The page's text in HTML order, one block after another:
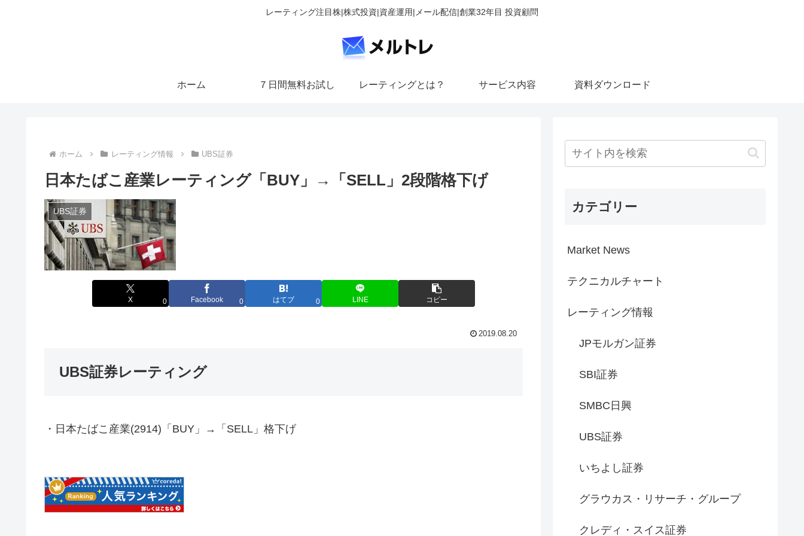
レーティング注目株|株式投資|資産運用|メール配信|創業32年目 投資顧問
ホーム ７日間無料お試し レーティングとは？ サービス内容 資料ダウンロード
ホーム レーティング情報 UBS証券
日本たばこ産業レーティング「BUY」→「SELL」2段階格下げ
UBS証券
X 0 Facebook 0 はてブ 0 LINE コピー
2019.08.20
UBS証券レーティング
・日本たばこ産業(2914)「BUY」→「SELL」格下げ
カテゴリー
Market News
テクニカルチャート
レーティング情報
JPモルガン証券
SBI証券
SMBC日興
UBS証券
いちよし証券
グラウカス・リサーチ・グループ
クレディ・スイス証券